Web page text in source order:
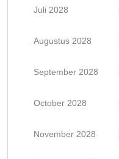
Juli 2028
Augustus 2028
September 2028
October 2028
November 2028